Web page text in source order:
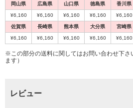
※この部分の送料に関してはお問い合わせ下さ
ます）
岡山県 広島県 山口県 徳島県 香川県
¥6,160 ¥6,160 ¥6,160 ¥6,160 ¥6,160
佐賀県 長崎県 熊本県 大分県 宮崎県
¥6,160 ¥6,160 ¥6,160 ¥6,160 ¥6,160
レビュー